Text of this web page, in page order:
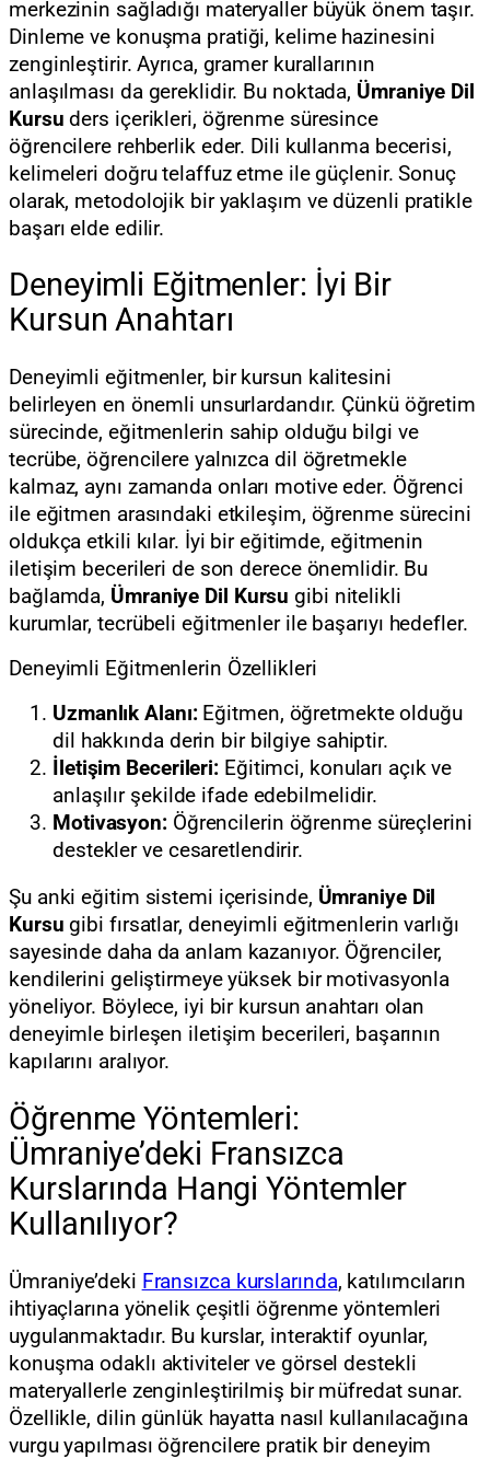
merkezinin sağladığı materyaller büyük önem taşır.
Dinleme ve konuşma pratiği, kelime hazinesini
zenginleştirir. Ayrıca, gramer kurallarının
anlaşılması da gereklidir. Bu noktada, Ümraniye Dil
Kursu ders içerikleri, öğrenme süresince
öğrencilere rehberlik eder. Dili kullanma becerisi,
kelimeleri doğru telaffuz etme ile güçlenir. Sonuç
olarak, metodolojik bir yaklaşım ve düzenli pratikle
başarı elde edilir.
Deneyimli Eğitmenler: İyi Bir
Kursun Anahtarı
Deneyimli eğitmenler, bir kursun kalitesini
belirleyen en önemli unsurlardandır. Çünkü öğretim
sürecinde, eğitmenlerin sahip olduğu bilgi ve
tecrübe, öğrencilere yalnızca dil öğretmekle
kalmaz, aynı zamanda onları motive eder. Öğrenci
ile eğitmen arasındaki etkileşim, öğrenme sürecini
oldukça etkili kılar. İyi bir eğitimde, eğitmenin
iletişim becerileri de son derece önemlidir. Bu
bağlamda, Ümraniye Dil Kursu gibi nitelikli
kurumlar, tecrübeli eğitmenler ile başarıyı hedefler.
Deneyimli Eğitmenlerin Özellikleri
Uzmanlık Alanı:Eğitmen, öğretmekte olduğu
dil hakkında derin bir bilgiye sahiptir.
İletişim Becerileri: Eğitimci, konuları açık ve
anlaşılır şekilde ifade edebilmelidir.
Motivasyon:Öğrencilerin öğrenme süreçlerini
destekler ve cesaretlendirir.
Şu anki eğitim sistemi içerisinde, Ümraniye Dil
Kursu gibi fırsatlar, deneyimli eğitmenlerin varlığı
sayesinde daha da anlam kazanıyor. Öğrenciler,
kendilerini geliştirmeye yüksek bir motivasyonla
yöneliyor. Böylece, iyi bir kursun anahtarı olan
deneyimle birleşen iletişim becerileri, başarının
kapılarını aralıyor.
Öğrenme Yöntemleri:
Ümraniye’deki Fransızca
Kurslarında Hangi Yöntemler
Kullanılıyor?
Ümraniye’deki Fransızca kurslarında, katılımcıların
ihtiyaçlarına yönelik çeşitli öğrenme yöntemleri
uygulanmaktadır. Bu kurslar, interaktif oyunlar,
konuşma odaklı aktiviteler ve görsel destekli
materyallerle zenginleştirilmiş bir müfredat sunar.
Özellikle, dilin günlük hayatta nasıl kullanılacağına
vurgu yapılması öğrencilere pratik bir deneyim